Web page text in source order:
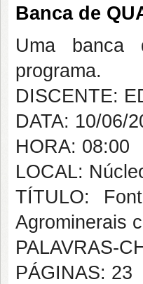
Banca de
Uma banca
programa.
DISCENTE:
DATA: 10/06/
HORA: 08:00
LOCAL:
TÍTULO:
Agrominerais
PALAVRAS-
PÁGINAS: 23